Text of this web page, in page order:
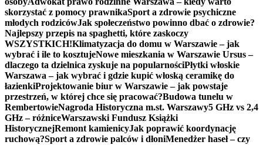
skorzystać z pomocy prawnikaSport a zdrowie psychiczne
młodych rodzicówJak społeczeństwo powinno dbać o zdrowie?
Najlepszy przepis na spaghetti, które zaskoczy
WSZYSTKICH!Klimatyzacja do domu w Warszawie – jak
wybrać i ile to kosztujeNowe mieszkania w Warszawie Ursus –
dlaczego ta dzielnica zyskuje na popularnościPłytki włoskie
Warszawa – jak wybrać i gdzie kupić włoską ceramikę do
łazienkiProjektowanie biur w Warszawie – jak powstaje
przestrzeń, w której chce się pracować?Budowa tunelu w
RembertowieNagroda Historyczna m.st. Warszawy5 GHz vs 2,4
GHz – różniceWarszawski Fundusz Książki
HistorycznejRemont kamienicyJak poprawić koordynację
ruchową?Sport a zdrowie palców i dłoniMenedżer haseł – czy